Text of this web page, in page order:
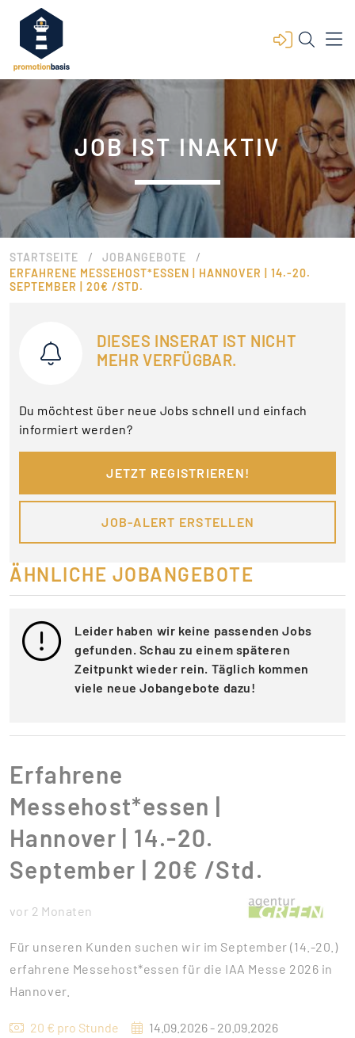
JOB IST INAKTIV
STARTSEITE / JOBANGEBOTE /
ERFAHRENE MESSEHOST*ESSEN | HANNOVER | 14.-20.
SEPTEMBER | 20€ /STD.
DIESES INSERAT IST NICHT
MEHR VERFÜGBAR.
Du möchtest über neue Jobs schnell und einfach
informiert werden?
JETZT REGISTRIEREN!
JOB-ALERT ERSTELLEN
ÄHNLICHE JOBANGEBOTE
Leider haben wir keine passenden Jobs
gefunden. Schau zu einem späteren
Zeitpunkt wieder rein. Täglich kommen
viele neue Jobangebote dazu!
Erfahrene
Messehost*essen |
Hannover | 14.-20.
September | 20€ /Std.
vor 2 Monaten
Für unseren Kunden suchen wir im September (14.-20.)
erfahrene Messehost*essen für die IAA Messe 2026 in
Hannover.
20 € pro Stunde
14.09.2026 - 20.09.2026